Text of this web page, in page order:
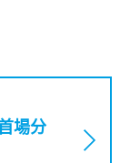
場分